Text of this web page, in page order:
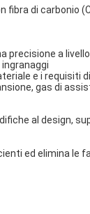
di carbonio
precisione a
e i requisiti
gas di
al design,
ed elimina le